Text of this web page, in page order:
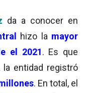
da a conocer en
hizo la mayor
el 2021. Es que
la entidad registró
. En total, el